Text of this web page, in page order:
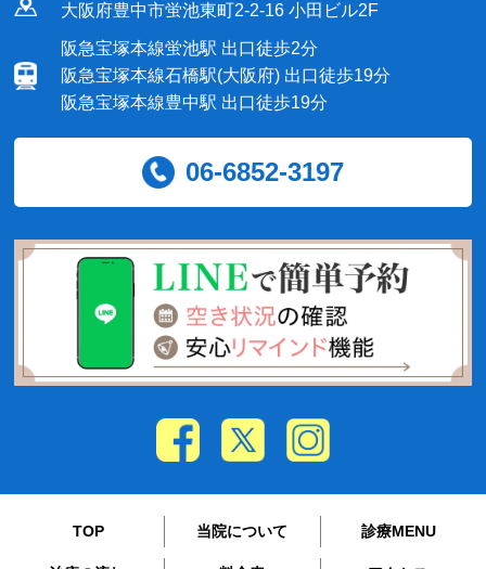
大阪府豊中市蛍池東町2-2-16 小田ビル2F
阪急宝塚本線蛍池駅 出口徒歩2分
阪急宝塚本線石橋駅(大阪府) 出口徒歩19分
阪急宝塚本線豊中駅 出口徒歩19分
06-6852-3197
TOP 当院について 診療MENU